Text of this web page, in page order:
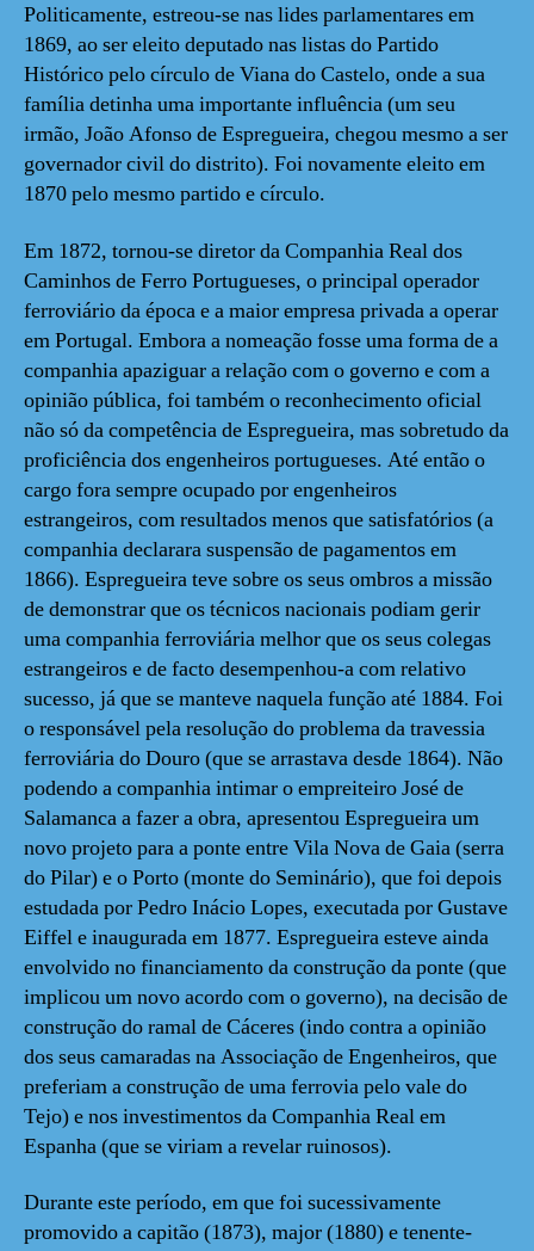
Politicamente, estreou-se nas lides parlamentares em
1869, ao ser eleito deputado nas listas do Partido
Histórico pelo círculo de Viana do Castelo, onde a sua
família detinha uma importante influência (um seu
irmão, João Afonso de Espregueira, chegou mesmo a ser
governador civil do distrito). Foi novamente eleito em
1870 pelo mesmo partido e círculo.
Em 1872, tornou-se diretor da Companhia Real dos
Caminhos de Ferro Portugueses, o principal operador
ferroviário da época e a maior empresa privada a operar
em Portugal. Embora a nomeação fosse uma forma de a
companhia apaziguar a relação com o governo e com a
opinião pública, foi também o reconhecimento oficial
não só da competência de Espregueira, mas sobretudo da
proficiência dos engenheiros portugueses. Até então o
cargo fora sempre ocupado por engenheiros
estrangeiros, com resultados menos que satisfatórios (a
companhia declarara suspensão de pagamentos em
1866). Espregueira teve sobre os seus ombros a missão
de demonstrar que os técnicos nacionais podiam gerir
uma companhia ferroviária melhor que os seus colegas
estrangeiros e de facto desempenhou-a com relativo
sucesso, já que se manteve naquela função até 1884. Foi
o responsável pela resolução do problema da travessia
ferroviária do Douro (que se arrastava desde 1864). Não
podendo a companhia intimar o empreiteiro José de
Salamanca a fazer a obra, apresentou Espregueira um
novo projeto para a ponte entre Vila Nova de Gaia (serra
do Pilar) e o Porto (monte do Seminário), que foi depois
estudada por Pedro Inácio Lopes, executada por Gustave
Eiffel e inaugurada em 1877. Espregueira esteve ainda
envolvido no financiamento da construção da ponte (que
implicou um novo acordo com o governo), na decisão de
construção do ramal de Cáceres (indo contra a opinião
dos seus camaradas na Associação de Engenheiros, que
preferiam a construção de uma ferrovia pelo vale do
Tejo) e nos investimentos da Companhia Real em
Espanha (que se viriam a revelar ruinosos).
Durante este período, em que foi sucessivamente
promovido a capitão (1873), major (1880) e tenente-